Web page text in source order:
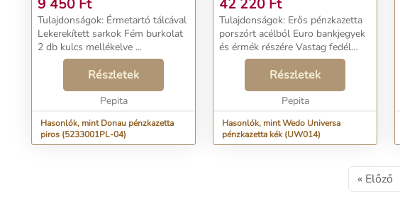
9 450 Ft
Tulajdonságok: Érmetartó tálcával
Lekerekített sarkok Fém burkolat
2 db kulcs mellékelve ...
Részletek
Pepita
Hasonlók, mint Donau pénzkazetta
piros (5233001PL-04)
42 220 Ft
Tulajdonságok: Erős pénzkazetta
porszórt acélból Euro bankjegyek
és érmék részére Vastag fedél
belül, ami megakadályozza hogy
az érmék kiessenek a helyrükről
szállítás közben Biztonsági zár 2
Részletek
Pepita
Hasonlók, mint Wedo Universa
pénzkazetta kék (UW014)
« Előző